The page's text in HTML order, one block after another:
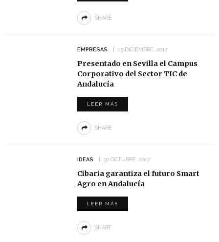
SHARE
EMPRESAS 15 DICIEMBRE, 2017
Presentado en Sevilla el Campus
Corporativo del Sector TIC de
Andalucía
LEER MÁS
SHARE
IDEAS 30 OCTUBRE, 2017
Cibaria garantiza el futuro Smart
Agro en Andalucía
LEER MÁS
SHARE